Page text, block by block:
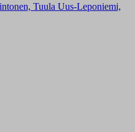
Tuula Uus-Leponiemi,